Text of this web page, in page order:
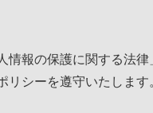
情報の保護に関する法
シーを遵守いたします